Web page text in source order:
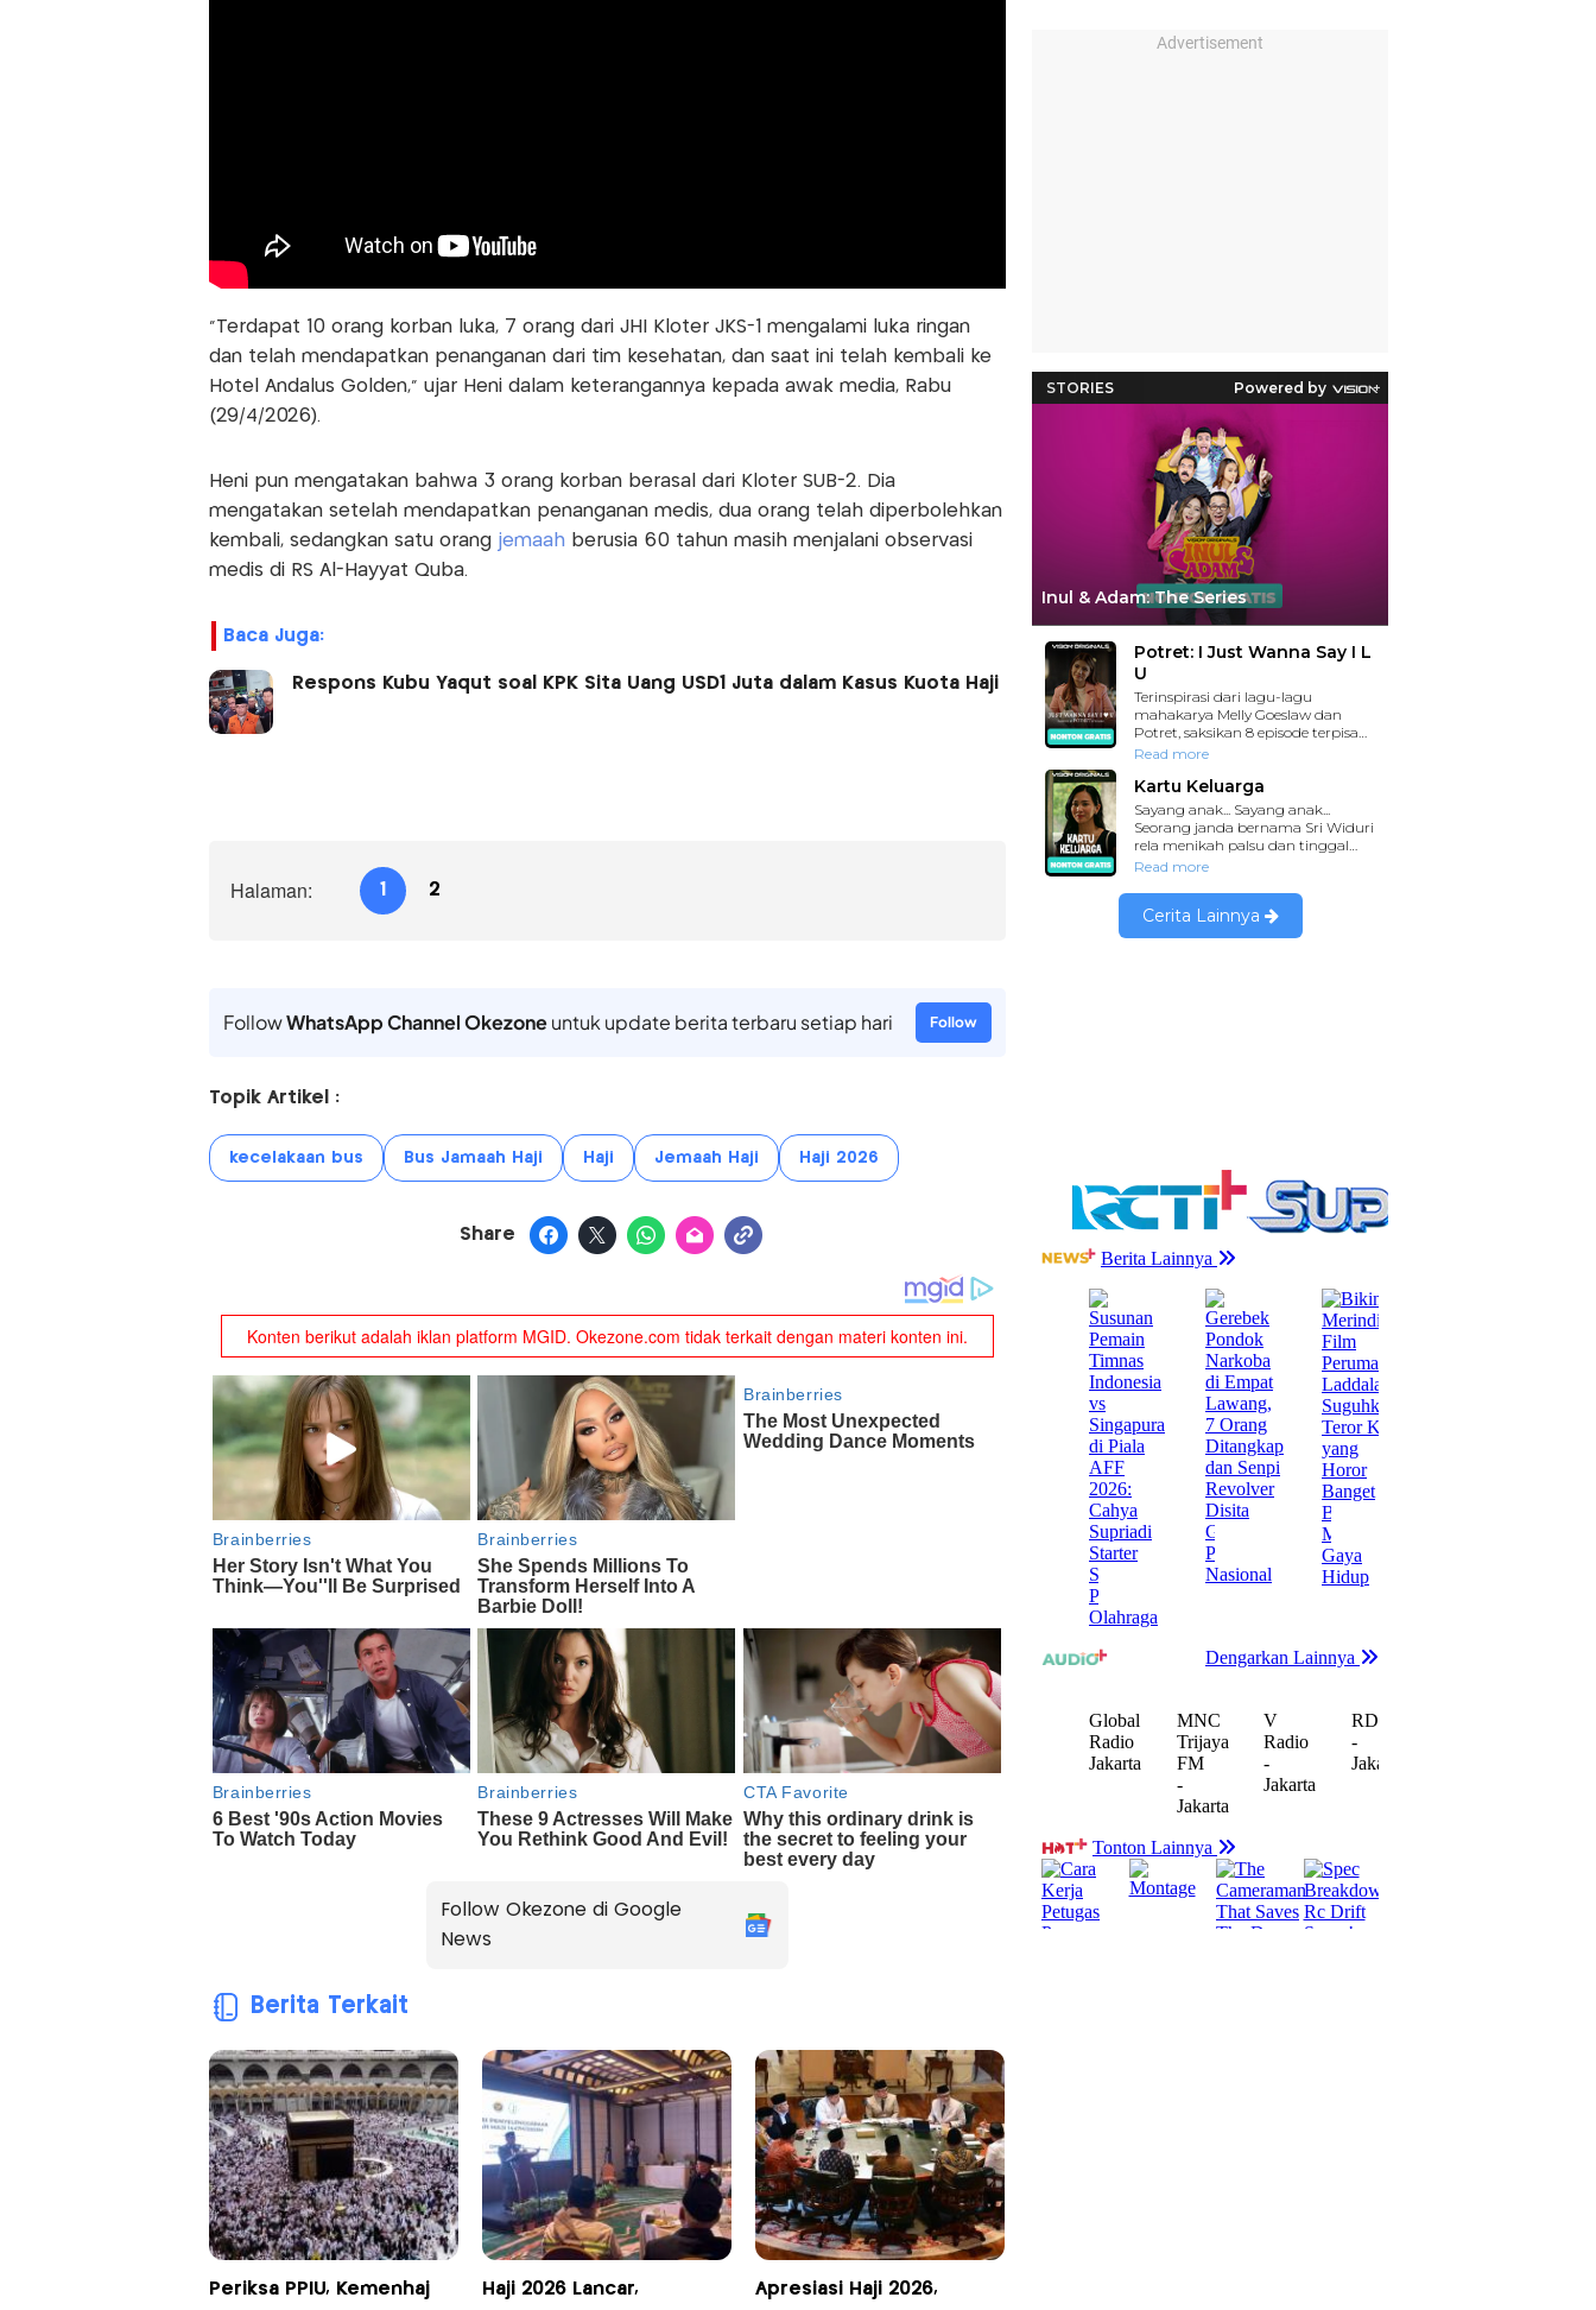
“Terdapat 10 orang korban luka, 7 orang dari JHI Kloter JKS-1 mengalami luka ringan
dan telah mendapatkan penanganan dari tim kesehatan, dan saat ini telah kembali ke
Hotel Andalus Golden,” ujar Heni dalam keterangannya kepada awak media, Rabu
(29/4/2026).
Heni pun mengatakan bahwa 3 orang korban berasal dari Kloter SUB-2. Dia
mengatakan setelah mendapatkan penanganan medis, dua orang telah diperbolehkan
kembali, sedangkan satu orangjemaah berusia 60 tahun masih menjalani observasi
medis di RS Al-Hayyat Quba.
Baca Juga:
Respons Kubu Yaqut soal KPK Sita Uang USD1 Juta dalam Kasus Kuota Haji
Halaman: 1 2
FollowWhatsApp Channel Okezoneuntuk update berita terbaru setiap hari Follow
Topik Artikel :
kecelakaan bus Bus Jamaah Haji Haji Jemaah Haji Haji 2026
Share
Follow Okezone di Google
News
Berita Terkait
Periksa PPIU, Kemenhaj Haji 2026 Lancar, Apresiasi Haji 2026,
Advertisement